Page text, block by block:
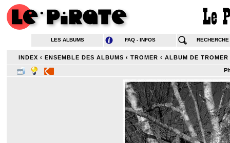
LES ALBUMS FAQ - INFOS RECHERCHE
INDEX ‹ ENSEMBLE DES ALBUMS ‹ TROMER ‹ ALBUM DE TROMER